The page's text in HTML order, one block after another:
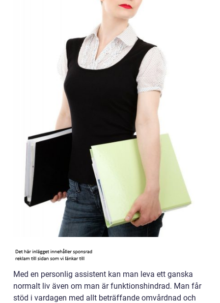
Med en personlig assistent kan man leva ett ganska
normalt liv även om man är funktionshindrad. Man får
stöd i vardagen med allt beträffande omvårdnad och